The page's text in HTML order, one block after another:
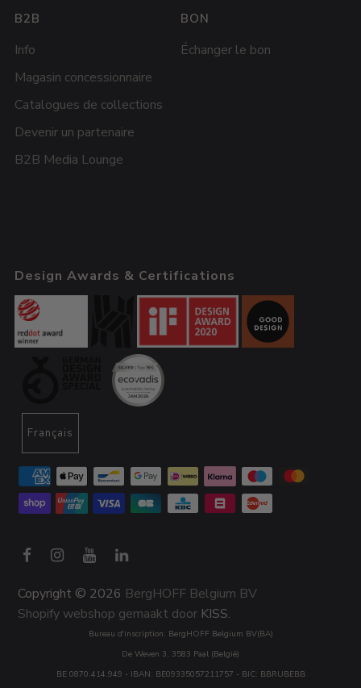
B2B
Info
Magasin concessionnaire
Catalogues de collections
Devenir un partenaire
B2B Media Lounge
BON
Échanger le bon
Copyright © 2026 BergHOFF Belgium BV
Shopify webshop gemaakt door KISS.
Design Awards & Certifications
Français
Bureau d'inscription: BergHOFF Belgium BV(BA)
De Weven 3, 3583 Paal (België)
BE 0870.414.949 - IBAN: BE09335057211757 - BIC: BBRUBEBB